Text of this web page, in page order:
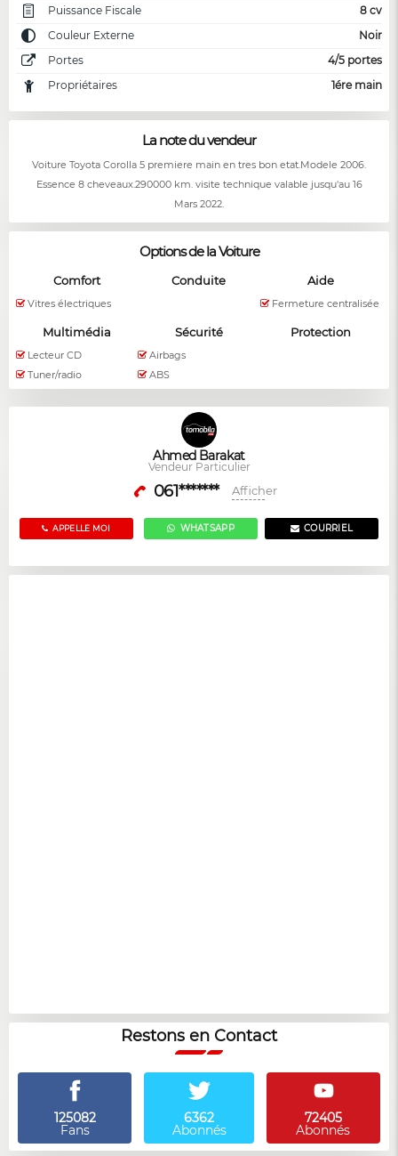
Puissance Fiscale
8 cv
Couleur Externe
Noir
Portes
4/5 portes
Propriétaires
1ére main
La note du vendeur
Voiture Toyota Corolla 5 premiere main en tres bon etat.Modele 2006.
Essence 8 cheveaux.290000 km. visite technique valable jusqu'au 16
Mars 2022.
Options de la Voiture
Comfort
Vitres électriques
Conduite Aide
Fermeture centralisée
Multimédia
Lecteur CD
Tuner/radio
Sécurité
Airbags
ABS
Protection
Ahmed Barakat
Vendeur Particulier
061******* Afficher
APPELLE MOI COURRIEL
WHATSAPP
Restons en Contact
125082
Fans
6362
Abonnés
72405
Abonnés